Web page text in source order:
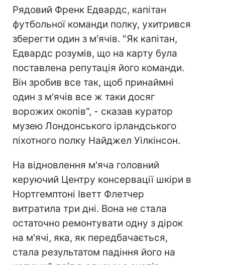
Рядовий Френк Едвардс, капітан
футбольної команди полку, ухитрився
зберегти один з м'ячів. "Як капітан,
Едвардс розумів, що на карту була
поставлена ​​репутація його команди.
Він зробив все так, щоб принаймні
один з м'ячів все ж таки досяг
ворожих окопів", - сказав куратор
музею Лондонського ірландського
піхотного полку Найджел Уілкінсон.
На відновлення м'яча головний
керуючий Центру консервації шкіри в
Нортгемптоні Іветт Флетчер
витратила три дні. Вона не стала
остаточно ремонтувати одну з дірок
на м'ячі, яка, як передбачається,
стала результатом падіння його на